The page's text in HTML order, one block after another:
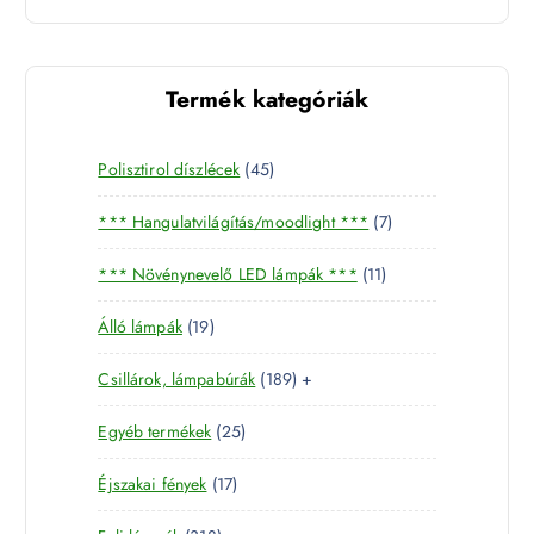
Termék kategóriák
Polisztirol díszlécek 454
5
t
e
r
m
k
*** Hangulatvilágítás/moodlight *** 77
t
r
é
*** Növénynevelő LED lámpák *** 111
1
e
m
k
Álló lámpák 191
9
t
e
r
m
é
k
Csillárok, lámpabúrák 1891
8
t
r
+
Egyéb termékek 252
5
e
Éjszakai fények 171
7